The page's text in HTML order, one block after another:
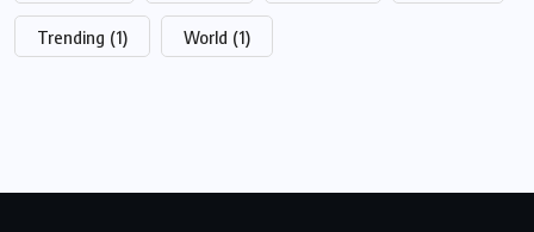
Trending (1) World (1)